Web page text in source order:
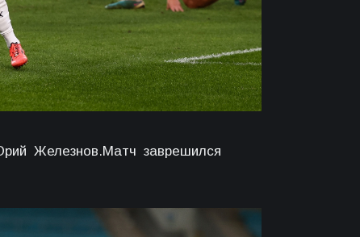
Железнов.Матч заврешился